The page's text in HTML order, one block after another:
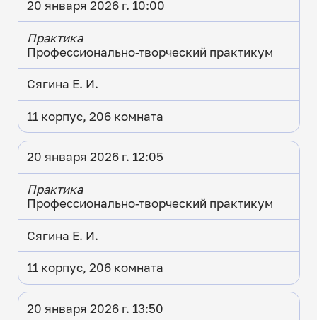
20 января 2026 г. 10:00
Практика
Профессионально-творческий практикум
Сягина Е. И.
11 корпус, 206 комната
20 января 2026 г. 12:05
Практика
Профессионально-творческий практикум
Сягина Е. И.
11 корпус, 206 комната
20 января 2026 г. 13:50